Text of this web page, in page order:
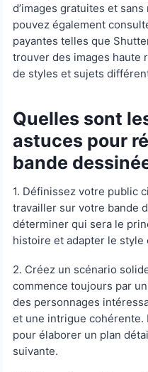
d’images gratuites et
pouvez également
payantes telles que
trouver des images haute
de styles et sujets
Quelles sont
astuces pour
bande
1. Définissez votre public
travailler sur votre bande
déterminer qui sera le
histoire et adapter le
2. Créez un scénario
commence toujours par
des personnages
et une intrigue cohérente.
pour élaborer un plan
suivante.